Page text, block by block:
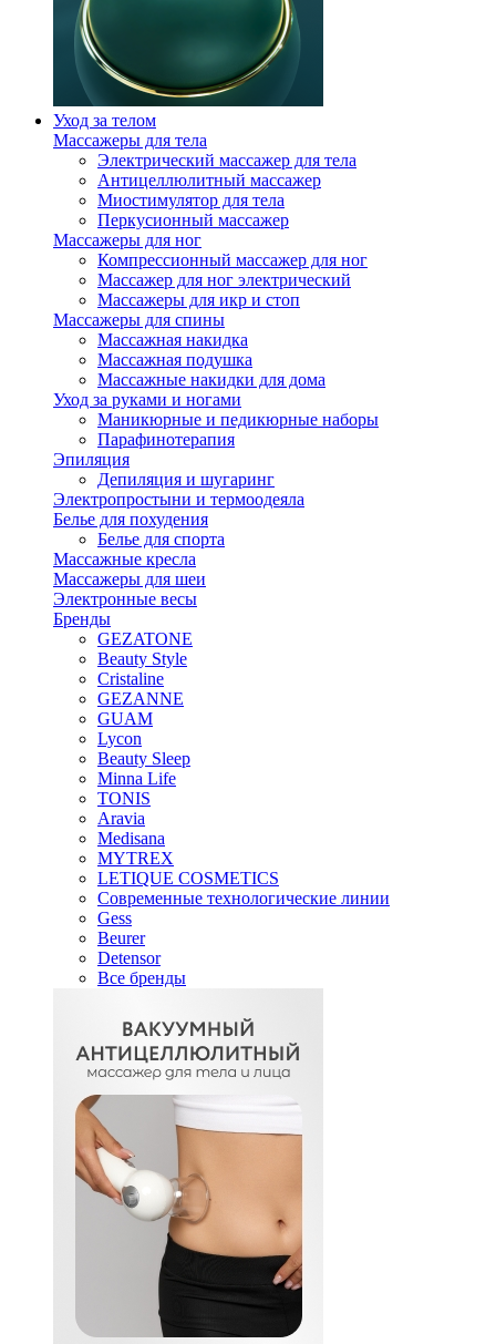
Уход за телом
Массажеры для тела
Электрический массажер для тела
Антицеллюлитный массажер
Миостимулятор для тела
Перкусионный массажер
Массажеры для ног
Компрессионный массажер для ног
Массажер для ног электрический
Массажеры для икр и стоп
Массажеры для спины
Массажная накидка
Массажная подушка
Массажные накидки для дома
Уход за руками и ногами
Маникюрные и педикюрные наборы
Парафинотерапия
Эпиляция
Депиляция и шугаринг
Электропростыни и термоодеяла
Белье для похудения
Белье для спорта
Массажные кресла
Массажеры для шеи
Электронные весы
Бренды
GEZATONE
Beauty Style
Cristaline
GEZANNE
GUAM
Lycon
Beauty Sleep
Minna Life
TONIS
Aravia
Medisana
MYTREX
LETIQUE COSMETICS
Современные технологические линии
Gess
Beurer
Detensor
Все бренды